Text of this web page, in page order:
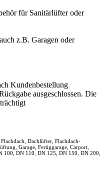
für Sanitärlüfter oder
z.B. Garagen oder
Kundenbestellung
ausgeschlossen. Die
Dachlüfter, Flachdach-
Garage, Fertiggarage, Carport,
100, DN 110, DN 125, DN 150, DN 200,